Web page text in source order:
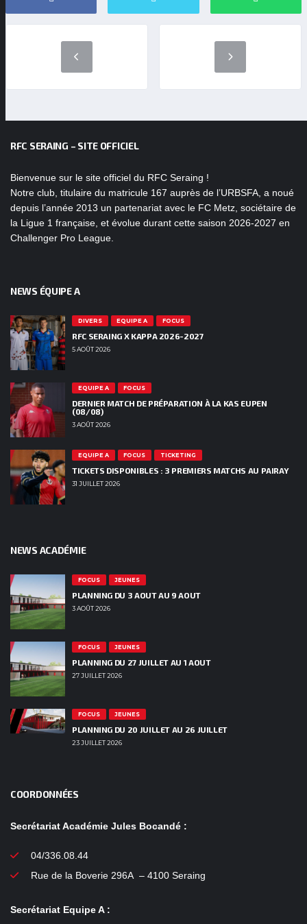
RFC SERAING – SITE OFFICIEL
Bienvenue sur le site officiel du RFC Seraing !
Notre club, titulaire du matricule 167 auprès de l’URBSFA, a noué
depuis l’année 2013 un partenariat avec le FC Metz, sociétaire de
la Ligue 1 française, et évolue durant cette saison 2026-2027 en
Challenger Pro League.
NEWS ÉQUIPE A
DIVERS EQUIPE A FOCUS
RFC SERAING X KAPPA 2026-2027
5 AOÛT 2026
EQUIPE A FOCUS
DERNIER MATCH DE PRÉPARATION À LA KAS EUPEN
(08/08)
3 AOÛT 2026
EQUIPE A FOCUS TICKETING
TICKETS DISPONIBLES : 3 PREMIERS MATCHS AU PAIRAY
31 JUILLET 2026
NEWS ACADÉMIE
FOCUS JEUNES
PLANNING DU 3 AOUT AU 9 AOUT
3 AOÛT 2026
FOCUS JEUNES
PLANNING DU 27 JUILLET AU 1 AOUT
27 JUILLET 2026
FOCUS JEUNES
PLANNING DU 20 JUILLET AU 26 JUILLET
23 JUILLET 2026
COORDONNÉES
Secrétariat Académie Jules Bocandé :
04/336.08.44
Rue de la Boverie 296A – 4100 Seraing
Secrétariat Equipe A :